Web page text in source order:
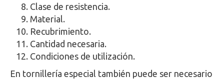
Clase de resistencia.
Material.
Recubrimiento.
Cantidad necesaria.
Condiciones de utilización.
En tornillería especial también puede ser necesario